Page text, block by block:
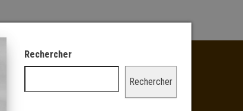
Rechercher
Rechercher